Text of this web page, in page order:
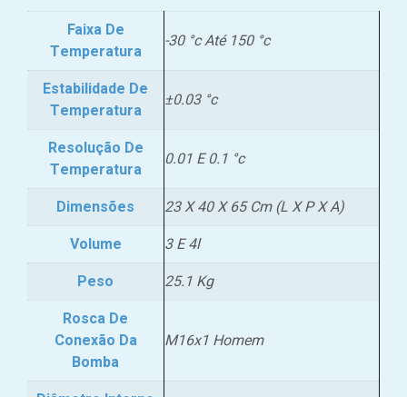
Faixa De
Temperatura
-30 °c Até 150 °c
Estabilidade De
Temperatura
±0.03 °c
Resolução De
Temperatura
0.01 E 0.1 °c
Dimensões
23 X 40 X 65 Cm (L X P X A)
Volume
3 E 4l
Peso
25.1 Kg
Rosca De
Conexão Da
Bomba
M16x1 Homem